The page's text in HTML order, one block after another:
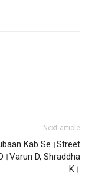
Next article
Kab Se।Street
D, Shraddha
K।